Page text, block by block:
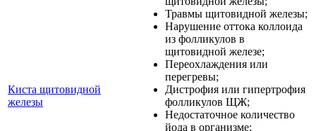
Киста щитовидной
железы
Травмы щитовидной железы;
Нарушение оттока коллоида
из фолликулов в
щитовидной железе;
Переохлаждения или
перегревы;
Дистрофия или гипертрофия
фолликулов ЩЖ;
Недостаточное количество
йода в организме;